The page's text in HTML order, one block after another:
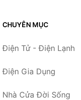
CHUYÊN MỤC
Điện Tử - Điện Lạnh
Điện Gia Dụng
Nhà Cửa Đời Sống